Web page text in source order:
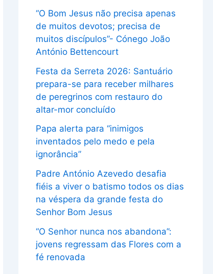
“O Bom Jesus não precisa apenas
de muitos devotos; precisa de
muitos discípulos”- Cónego João
António Bettencourt
Festa da Serreta 2026: Santuário
prepara-se para receber milhares
de peregrinos com restauro do
altar-mor concluído
Papa alerta para “inimigos
inventados pelo medo e pela
ignorância”
Padre António Azevedo desafia
fiéis a viver o batismo todos os dias
na véspera da grande festa do
Senhor Bom Jesus
“O Senhor nunca nos abandona”:
jovens regressam das Flores com a
fé renovada